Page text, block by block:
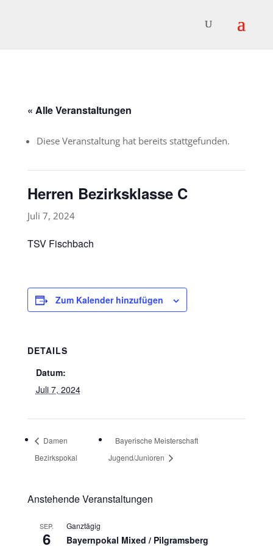
« Alle Veranstaltungen
Diese Veranstaltung hat bereits stattgefunden.
Herren Bezirksklasse C
Juli 7, 2024
TSV Fischbach
Zum Kalender hinzufügen
DETAILS
Datum:
Juli 7, 2024
Damen
Bezirkspokal
Bayerische Meisterschaft
Jugend/Junioren
Anstehende Veranstaltungen
SEP.
6
Ganztägig
Bayernpokal Mixed / Pilgramsberg